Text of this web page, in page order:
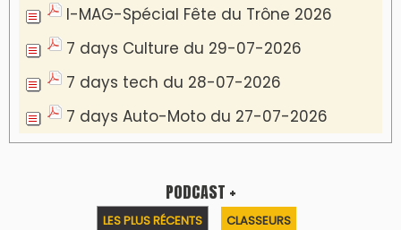
I-MAG-Spécial Fête du Trône 2026
7 days Culture du 29-07-2026
7 days tech du 28-07-2026
7 days Auto-Moto du 27-07-2026
PODCAST +
LES PLUS RÉCENTS CLASSEURS